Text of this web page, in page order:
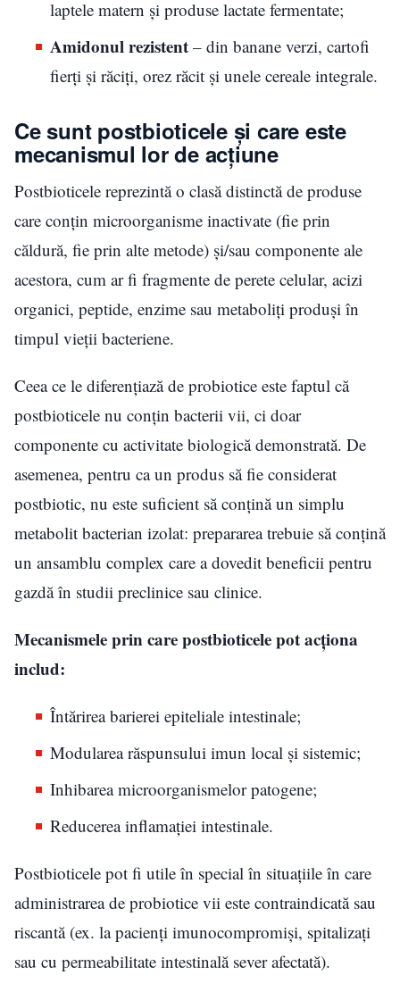
laptele matern și produse lactate fermentate;
Amidonul rezistent – din banane verzi, cartofi
fierți și răciți, orez răcit și unele cereale integrale.
Ce sunt postbioticele și care este
mecanismul lor de acțiune
Postbioticele reprezintă o clasă distinctă de produse
care conțin microorganisme inactivate (fie prin
căldură, fie prin alte metode) și/sau componente ale
acestora, cum ar fi fragmente de perete celular, acizi
organici, peptide, enzime sau metaboliți produși în
timpul vieții bacteriene.
Ceea ce le diferențiază de probiotice este faptul că
postbioticele nu conțin bacterii vii, ci doar
componente cu activitate biologică demonstrată. De
asemenea, pentru ca un produs să fie considerat
postbiotic, nu este suficient să conțină un simplu
metabolit bacterian izolat: prepararea trebuie să conțină
un ansamblu complex care a dovedit beneficii pentru
gazdă în studii preclinice sau clinice.
Mecanismele prin care postbioticele pot acționa
includ:
Întărirea barierei epiteliale intestinale;
Modularea răspunsului imun local și sistemic;
Inhibarea microorganismelor patogene;
Reducerea inflamației intestinale.
Postbioticele pot fi utile în special în situațiile în care
administrarea de probiotice vii este contraindicată sau
riscantă (ex. la pacienți imunocompromiși, spitalizați
sau cu permeabilitate intestinală sever afectată).